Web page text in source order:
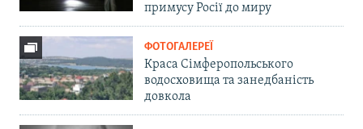
примусу Росії до миру
ФОТОГАЛЕРЕЇ
Краса Сімферопольського
водосховища та занедбаність
довкола